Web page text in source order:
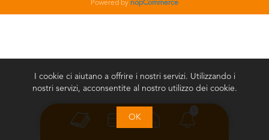
Powered by nopCommerce
I cookie ci aiutano a offrire i nostri servizi. Utilizzando i
nostri servizi, acconsentite al nostro utilizzo dei cookie.
OK